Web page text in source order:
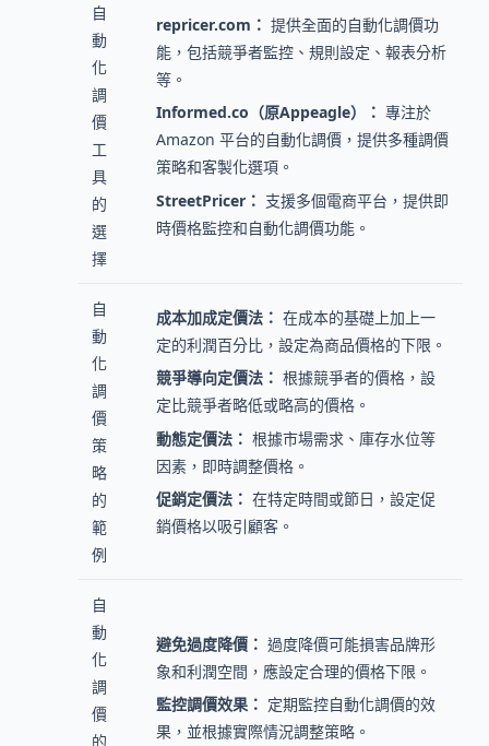
自
動
化
調
價
工
具
的
選
擇
repricer.com： 提供全面的自動化調價功
能，包括競爭者監控、規則設定、報表分析
等。
Informed.co（原Appeagle）： 專注於
Amazon 平台的自動化調價，提供多種調價
策略和客製化選項。
StreetPricer： 支援多個電商平台，提供即
時價格監控和自動化調價功能。
自
動
化
調
價
策
略
的
範
例
成本加成定價法： 在成本的基礎上加上一
定的利潤百分比，設定為商品價格的下限。
競爭導向定價法： 根據競爭者的價格，設
定比競爭者略低或略高的價格。
動態定價法： 根據市場需求、庫存水位等
因素，即時調整價格。
促銷定價法： 在特定時間或節日，設定促
銷價格以吸引顧客。
自
動
化
調
價
的
避免過度降價： 過度降價可能損害品牌形
象和利潤空間，應設定合理的價格下限。
監控調價效果： 定期監控自動化調價的效
果，並根據實際情況調整策略。